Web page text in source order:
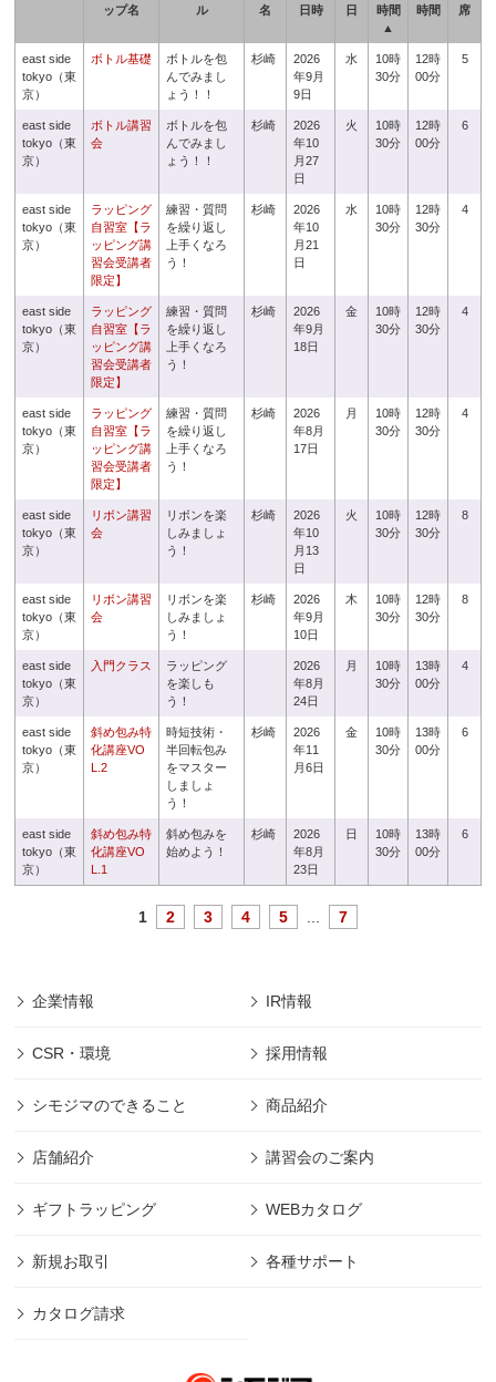
ップ名
ル
名
日時
日
時間
▲
時間
席
east side
tokyo（東
京）
ボトル基礎
ボトルを包
んでみまし
ょう！！
杉崎
2026
年9月
9日
水
10時
30分
12時
00分
5
east side
tokyo（東
京）
ボトル講習
会
ボトルを包
んでみまし
ょう！！
杉崎
2026
年10
月27
日
火
10時
30分
12時
00分
6
east side
tokyo（東
京）
ラッピング
自習室【ラ
ッピング講
習会受講者
限定】
練習・質問
を繰り返し
上手くなろ
う！
杉崎
2026
年10
月21
日
水
10時
30分
12時
30分
4
east side
tokyo（東
京）
ラッピング
自習室【ラ
ッピング講
習会受講者
限定】
練習・質問
を繰り返し
上手くなろ
う！
杉崎
2026
年9月
18日
金
10時
30分
12時
30分
4
east side
tokyo（東
京）
ラッピング
自習室【ラ
ッピング講
習会受講者
限定】
練習・質問
を繰り返し
上手くなろ
う！
杉崎
2026
年8月
17日
月
10時
30分
12時
30分
4
east side
tokyo（東
京）
リボン講習
会
リボンを楽
しみましょ
う！
杉崎
2026
年10
月13
日
火
10時
30分
12時
30分
8
east side
tokyo（東
京）
リボン講習
会
リボンを楽
しみましょ
う！
杉崎
2026
年9月
10日
木
10時
30分
12時
30分
8
east side
tokyo（東
京）
入門クラス
ラッピング
を楽しも
う！
2026
年8月
24日
月
10時
30分
13時
00分
4
east side
tokyo（東
京）
斜め包み特
化講座VO
L.2
時短技術・
半回転包み
をマスター
しましょ
う！
杉崎
2026
年11
月6日
金
10時
30分
13時
00分
6
east side
tokyo（東
京）
斜め包み特
化講座VO
L.1
斜め包みを
始めよう！
杉崎
2026
年8月
23日
日
10時
30分
13時
00分
6
1 2 3 4 5 7
企業情報 IR情報
CSR・環境 採用情報
シモジマのできること 商品紹介
店舗紹介 講習会のご案内
ギフトラッピング WEBカタログ
新規お取引 各種サポート
カタログ請求